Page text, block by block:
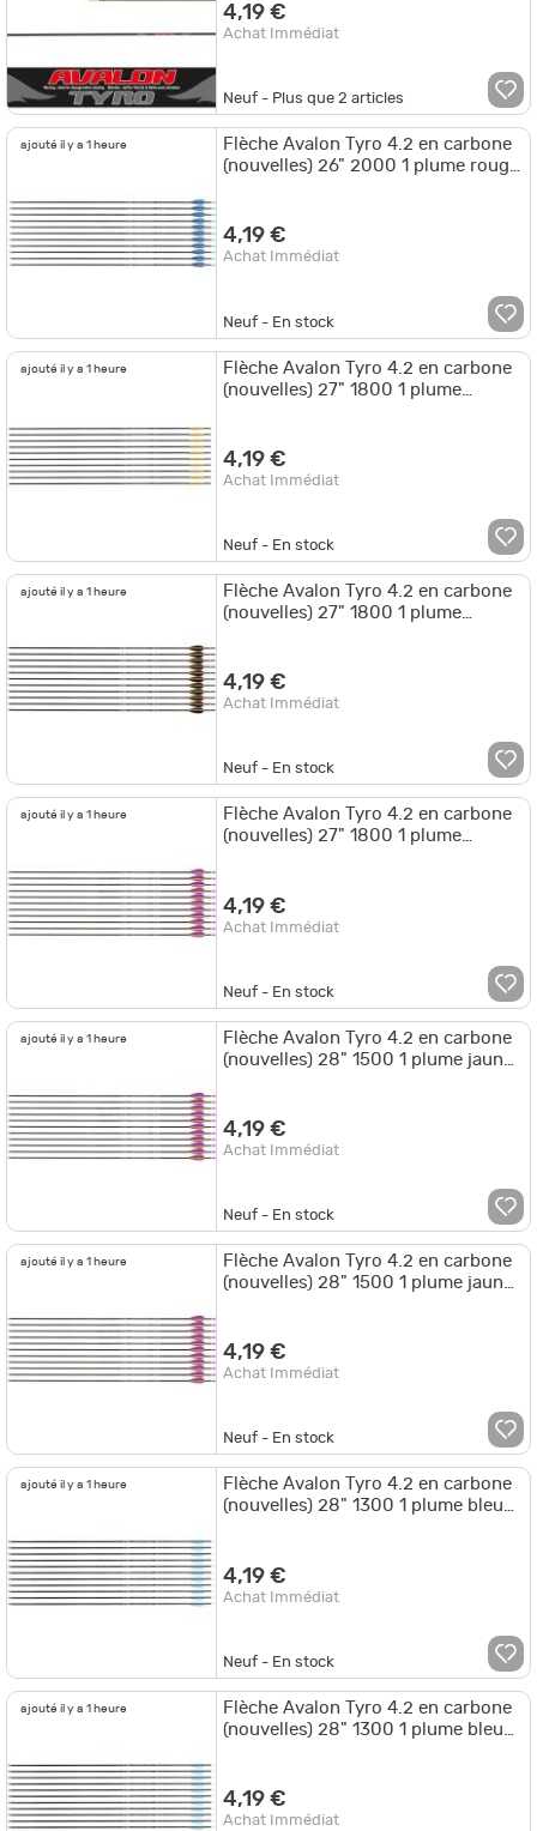
4,19 €
Achat Immédiat
Neuf - Plus que2 articles
ajouté il y a 1 heure
Flèche Avalon Tyro 4.2 en carbone
(nouvelles) 26" 2000 1 plume rouge
4,19 €
Achat Immédiat
Neuf - En stock
ajouté il y a 1 heure
Flèche Avalon Tyro 4.2 en carbone
(nouvelles) 27" 1800 1 plume
4,19 €
Achat Immédiat
Neuf - En stock
ajouté il y a 1 heure
Flèche Avalon Tyro 4.2 en carbone
(nouvelles) 27" 1800 1 plume
4,19 €
Achat Immédiat
Neuf - En stock
ajouté il y a 1 heure
Flèche Avalon Tyro 4.2 en carbone
(nouvelles) 27" 1800 1 plume
4,19 €
Achat Immédiat
Neuf - En stock
ajouté il y a 1 heure
Flèche Avalon Tyro 4.2 en carbone
(nouvelles) 28" 1500 1 plume jaune
4,19 €
Achat Immédiat
Neuf - En stock
ajouté il y a 1 heure
Flèche Avalon Tyro 4.2 en carbone
(nouvelles) 28" 1500 1 plume jaune
4,19 €
Achat Immédiat
Neuf - En stock
ajouté il y a 1 heure
Flèche Avalon Tyro 4.2 en carbone
(nouvelles) 28" 1300 1 plume bleue
4,19 €
Achat Immédiat
Neuf - En stock
ajouté il y a 1 heure
Flèche Avalon Tyro 4.2 en carbone
(nouvelles) 28" 1300 1 plume bleue
4,19 €
Achat Immédiat